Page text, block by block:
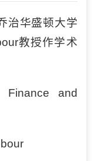
治华盛顿大学
教授作学术
and